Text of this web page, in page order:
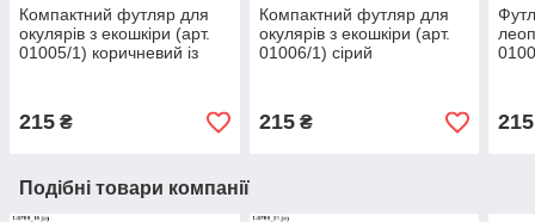
Компактний футляр для
окулярів з екошкіри (арт.
01005/1) коричневий із
215 ₴
Компактний футляр для
окулярів з екошкіри (арт.
01006/1) сірий
215₴ 215
Подібні товари компанії